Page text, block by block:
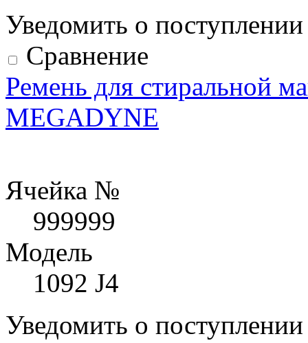
Уведомить о
Сравнение
Ремень для стиральной
MEGADYNE
Ячейка №
999999
Модель
1092 J4
Уведомить о